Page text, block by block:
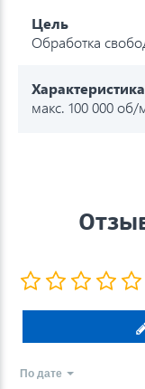
Цель
Обработка
Характеристика
макс. 100 000 об/
По дате